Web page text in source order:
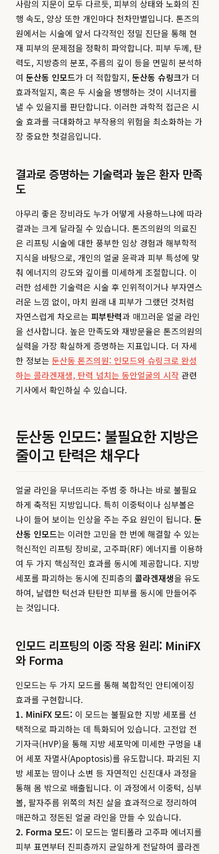
사람의 지문이 모두 다르듯, 피부의 상태와 노화의 진
행 속도, 양상 또한 개인마다 천차만별입니다. 톤즈의
원에서는 시술에 앞서 다각적인 정밀 진단을 통해 현
재 피부의 문제점을 정확히 파악합니다. 피부 두께, 탄
력도, 지방층의 분포, 주름의 깊이 등을 면밀히 분석하
여 둔산동 인모드가 더 적합할지, 둔산동 슈링크가 더
효과적일지, 혹은 두 시술을 병행하는 것이 시너지를
낼 수 있을지를 판단합니다. 이러한 과학적 접근은 시
술 효과를 극대화하고 부작용의 위험을 최소화하는 가
장 중요한 첫걸음입니다.
결과로 증명하는 기술력과 높은 환자 만족
도
아무리 좋은 장비라도 누가 어떻게 사용하느냐에 따라
결과는 크게 달라질 수 있습니다. 톤즈의원의 의료진
은 리프팅 시술에 대한 풍부한 임상 경험과 해부학적
지식을 바탕으로, 개인의 얼굴 윤곽과 피부 특성에 맞
춰 에너지의 강도와 깊이를 미세하게 조절합니다. 이
러한 섬세한 기술력은 시술 후 인위적이거나 부자연스
러운 느낌 없이, 마치 원래 내 피부가 그랬던 것처럼
자연스럽게 차오르는 피부탄력과 매끄러운 얼굴 라인
을 선사합니다. 높은 만족도와 재방문율은 톤즈의원의
실력을 가장 확실하게 증명하는 지표입니다. 더 자세
한 정보는 둔산동 톤즈의원: 인모드와 슈링크로 완성
하는 콜라겐재생, 탄력 넘치는 동안얼굴의 시작 관련
기사에서 확인하실 수 있습니다.
둔산동 인모드: 불필요한 지방은
줄이고 탄력은 채우다
얼굴 라인을 무너뜨리는 주범 중 하나는 바로 불필요
하게 축적된 지방입니다. 특히 이중턱이나 심부볼은
나이 들어 보이는 인상을 주는 주요 원인이 됩니다. 둔
산동 인모드는 이러한 고민을 한 번에 해결할 수 있는
혁신적인 리프팅 장비로, 고주파(RF) 에너지를 이용하
여 두 가지 핵심적인 효과를 동시에 제공합니다. 지방
세포를 파괴하는 동시에 진피층의 콜라겐재생을 유도
하여, 날렵한 턱선과 탄탄한 피부를 동시에 만들어주
는 것입니다.
인모드 리프팅의 이중 작용 원리: MiniFX
와 Forma
인모드는 두 가지 모드를 통해 복합적인 안티에이징
효과를 구현합니다.
1. MiniFX 모드: 이 모드는 불필요한 지방 세포를 선
택적으로 파괴하는 데 특화되어 있습니다. 고전압 전
기자극(HVP)을 통해 지방 세포막에 미세한 구멍을 내
어 세포 자멸사(Apoptosis)를 유도합니다. 파괴된 지
방 세포는 땀이나 소변 등 자연적인 신진대사 과정을
통해 몸 밖으로 배출됩니다. 이 과정에서 이중턱, 심부
볼, 팔자주름 위쪽의 처진 살을 효과적으로 정리하여
매끈하고 정돈된 얼굴 라인을 만들 수 있습니다.
2. Forma 모드: 이 모드는 멀티폴라 고주파 에너지를
피부 표면부터 진피층까지 균일하게 전달하여 콜라겐